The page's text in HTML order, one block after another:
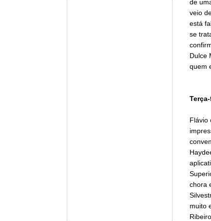
de
veio
está
se
Dulce
quem
Flávio
chora
muito